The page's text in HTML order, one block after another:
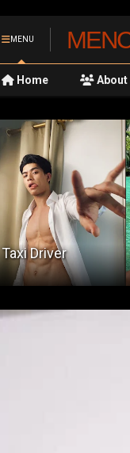
MENU
Home About
Classmate